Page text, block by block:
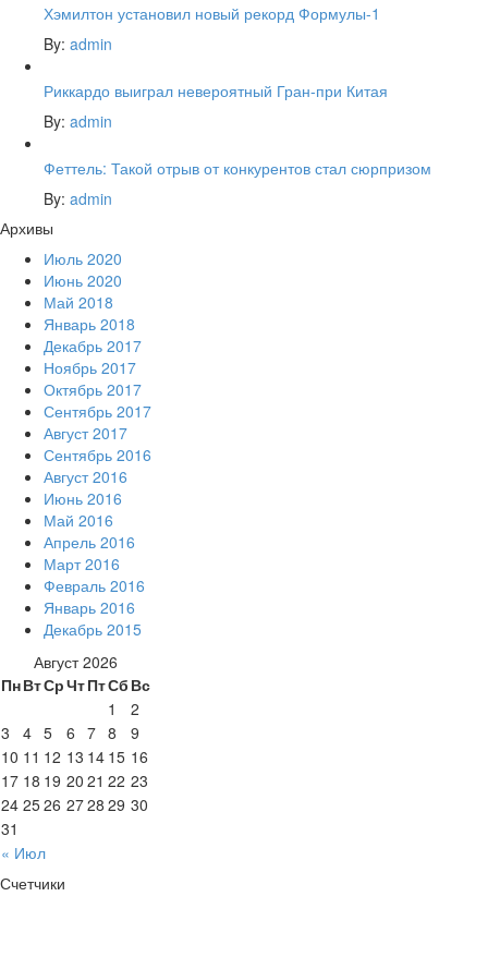
Хэмилтон установил новый рекорд Формулы-1
By: admin
Риккардо выиграл невероятный Гран-при Китая
By: admin
Феттель: Такой отрыв от конкурентов стал сюрпризом
By: admin
Архивы
Июль 2020
Июнь 2020
Май 2018
Январь 2018
Декабрь 2017
Ноябрь 2017
Октябрь 2017
Сентябрь 2017
Август 2017
Сентябрь 2016
Август 2016
Июнь 2016
Май 2016
Апрель 2016
Март 2016
Февраль 2016
Январь 2016
Декабрь 2015
Август 2026
ПнВтСрЧтПтСб Вс
« Июл
1
2
3
4 5 6 7 8
9
10 11 12 13 14 15 16
17 18 19 20 21 22 23
24 2526 2728 29 30
31
Счетчики